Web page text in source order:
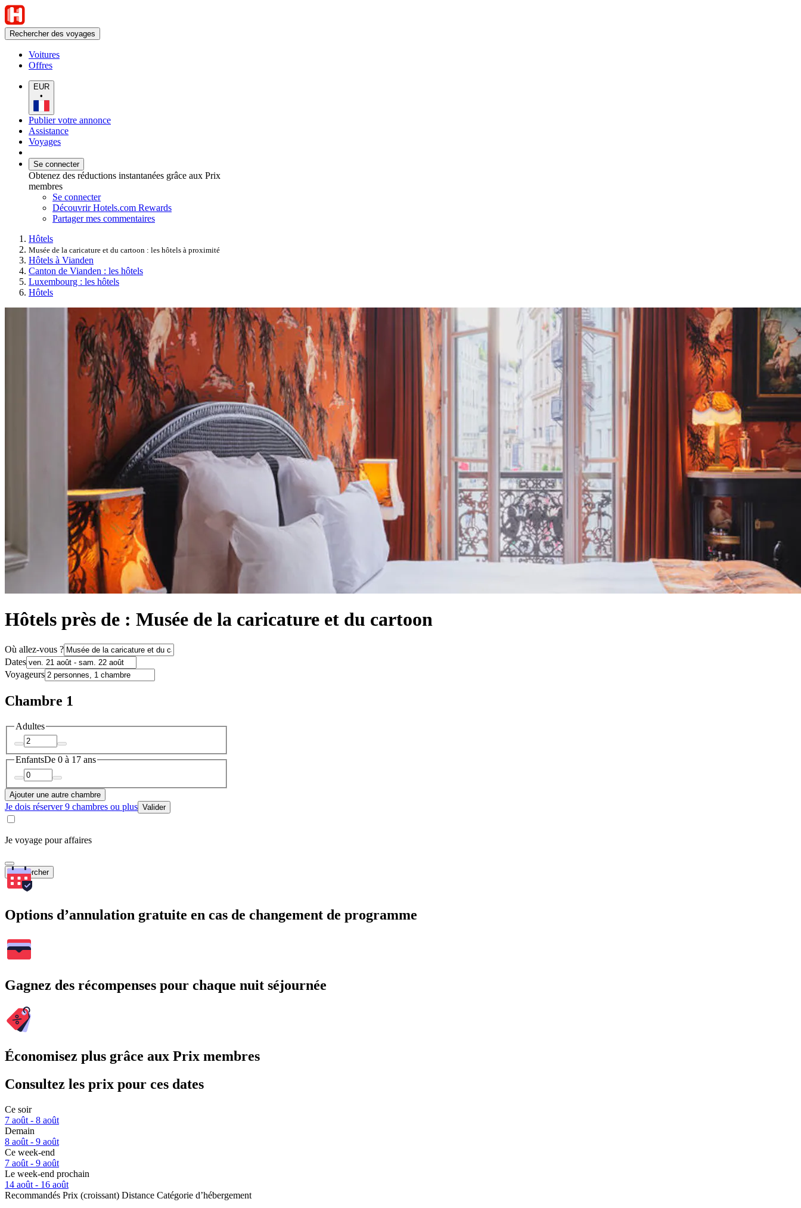
Rechercher des voyages
Voitures
Offres
EUR
•
Publier votre annonce
Assistance
Voyages
Se connecter
Obtenez des réductions instantanées grâce aux Prix
membres
Se connecter
Découvrir Hotels.com Rewards
Partager mes commentaires
Hôtels
Musée de la caricature et du cartoon : les hôtels à proximité
Hôtels à Vianden
Canton de Vianden : les hôtels
Luxembourg : les hôtels
Hôtels
Hôtels près de : Musée de la caricature et du cartoon
Où allez-vous ?
Dates
Voyageurs
Chambre 1
Adultes
EnfantsDe 0 à 17 ans
Ajouter une autre chambre
Je dois réserver 9 chambres ou plus Valider
Je voyage pour affaires
Rechercher
Options d’annulation gratuite en cas de changement de programme
Gagnez des récompenses pour chaque nuit séjournée
Économisez plus grâce aux Prix membres
Consultez les prix pour ces dates
Ce soir
7 août - 8 août
Demain
8 août - 9 août
Ce week-end
7 août - 9 août
Le week-end prochain
14 août - 16 août
Recommandés Prix (croissant) Distance Catégorie d’hébergement